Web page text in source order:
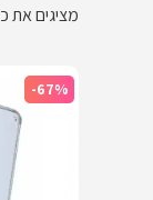
מציגים את כל ⁦2⁩
-67%